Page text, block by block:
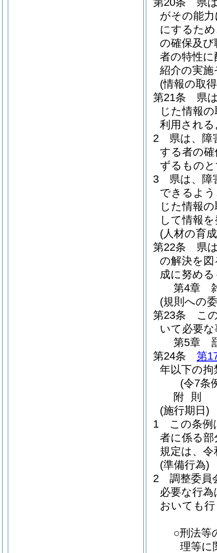
がその能
にするた
の確保及
者の特性に
紹介の実
(情報の取
第21条
県
じた情報
利用され
2
県は、障
する者の
ずるもの
3
県は、障
できるよ
じた情報
して情報
(人材の育
第22条
県
の解決を
成に努め
第4章
(規則への
第23条
こ
いて必要
第5章
第24条
第
年以下の
(令7条
附 則
(施行期日)
1
この条例
者に係る
規定は、
(準備行為)
2
調整委員
必要な行為
おいても
○刑法等
理等に